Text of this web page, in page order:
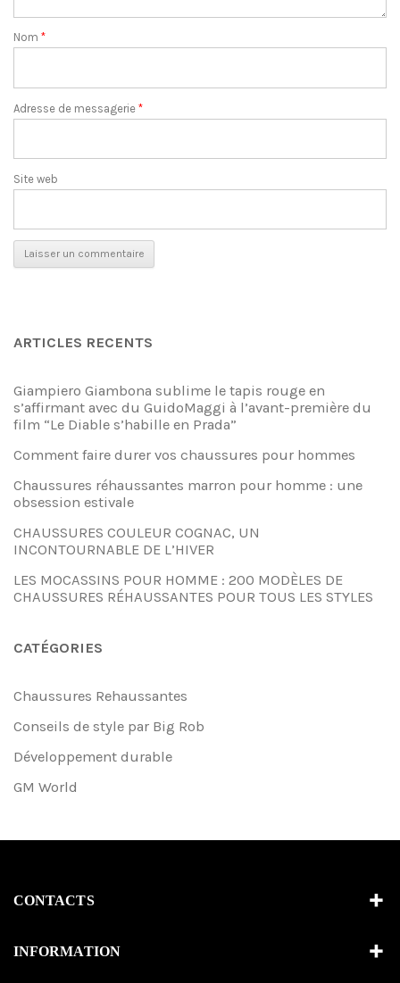
Nom *
Adresse de messagerie *
Site web
ARTICLES RECENTS
Giampiero Giambona sublime le tapis rouge en
s’affirmant avec du GuidoMaggi à l’avant-première du
film “Le Diable s’habille en Prada”
Comment faire durer vos chaussures pour hommes
Chaussures réhaussantes marron pour homme : une
obsession estivale
CHAUSSURES COULEUR COGNAC, UN
INCONTOURNABLE DE L’HIVER
LES MOCASSINS POUR HOMME : 200 MODÈLES DE
CHAUSSURES RÉHAUSSANTES POUR TOUS LES STYLES
CATÉGORIES
Chaussures Rehaussantes
Conseils de style par Big Rob
Développement durable
GM World
CONTACTS
INFORMATION